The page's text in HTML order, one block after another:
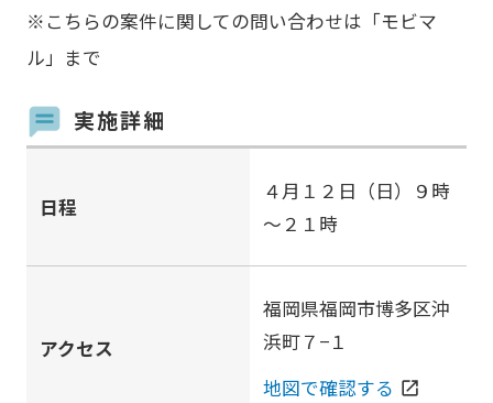
※こちらの案件に関しての問い合わせは「モビマ
ル」まで
実施詳細
日程
４月１２日（日）９時
～２１時
アクセス
福岡県福岡市博多区沖
浜町７−１
地図で確認する open_in_new